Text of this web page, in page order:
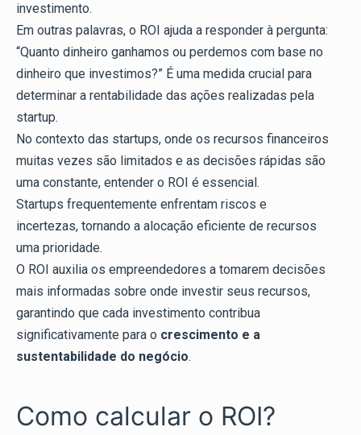
investimento.
Em outras palavras, o ROI ajuda a responder à pergunta:
“Quanto dinheiro ganhamos ou perdemos com base no
dinheiro que investimos?” É uma medida crucial para
determinar a rentabilidade das ações realizadas pela
startup.
No contexto das startups, onde os recursos financeiros
muitas vezes são limitados e as decisões rápidas são
uma constante, entender o ROI é essencial.
Startups frequentemente enfrentam riscos e
incertezas, tornando a alocação eficiente de recursos
uma prioridade.
O ROI auxilia os empreendedores a tomarem decisões
mais informadas sobre onde investir seus recursos,
garantindo que cada investimento contribua
significativamente para o crescimento e a
sustentabilidade do negócio.
Como calcular o ROI?